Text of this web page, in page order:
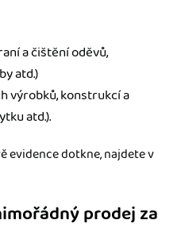
a čištění oděvů,
atd.)
výrobků, konstrukcí a
atd.).
evidence dotkne, najdete v
prodej za